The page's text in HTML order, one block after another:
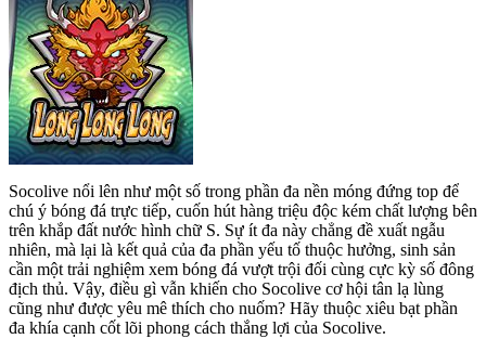
Socolive nổi lên như một số trong phần đa nền móng đứng top để
chú ý bóng đá trực tiếp, cuốn hút hàng triệu độc kém chất lượng bên
trên khắp đất nước hình chữ S. Sự ít đa này chẳng đề xuất ngẫu
nhiên, mà lại là kết quả của đa phần yếu tố thuộc hưởng, sinh sản
cần một trải nghiệm xem bóng đá vượt trội đối cùng cực kỳ số đông
địch thủ. Vậy, điều gì vẫn khiến cho Socolive cơ hội tân lạ lùng
cũng như được yêu mê thích cho nuốm? Hãy thuộc xiêu bạt phần
đa khía cạnh cốt lõi phong cách thắng lợi của Socolive.